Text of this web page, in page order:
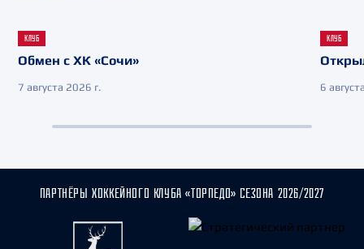
КЛУБ
Обмен с ХК «Сочи»
7 августа 2026 г.
КЛУБ
6
ПАРТНЁРЫ ХОККЕЙНОГО КЛУБА «ТОРПЕДО» СЕЗОНА 2026/2027